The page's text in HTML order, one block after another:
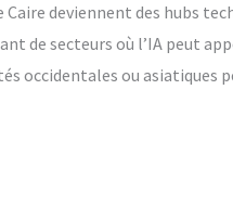
deviennent des hubs
de secteurs où l’IA peut
occidentales ou asiatiques